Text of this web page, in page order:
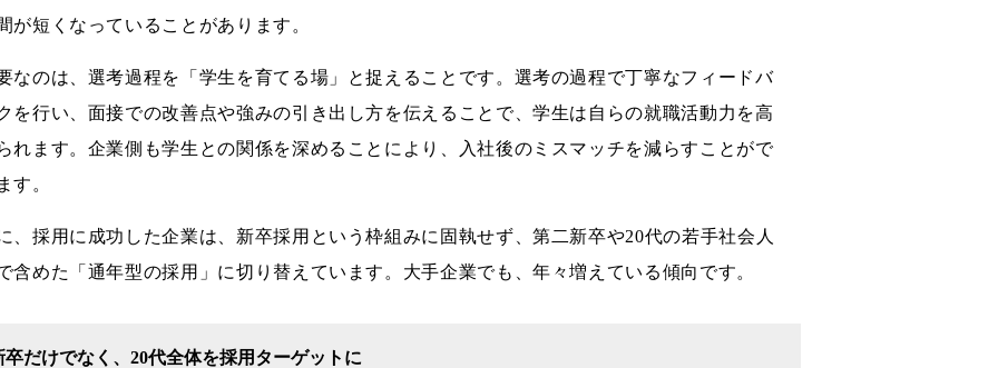
が短くなっていることがあります。
なのは、選考過程を「学生を育てる場」と捉えることです。選考の過程で丁寧なフィードバ
を行い、面接での改善点や強みの引き出し方を伝えることで、学生は自らの就職活動力を高
れます。企業側も学生との関係を深めることにより、入社後のミスマッチを減らすことがで
す。
、採用に成功した企業は、新卒採用という枠組みに固執せず、第二新卒や20代の若手社会人
含めた「通年型の採用」に切り替えています。大手企業でも、年々増えている傾向です。
卒だけでなく、20代全体を採用ターゲットに